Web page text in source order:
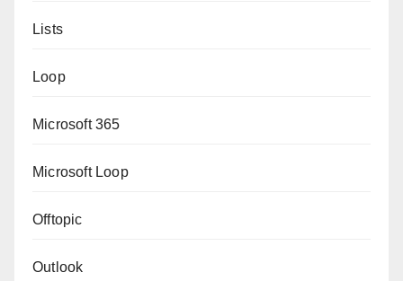
Lists
Loop
Microsoft 365
Microsoft Loop
Offtopic
Outlook